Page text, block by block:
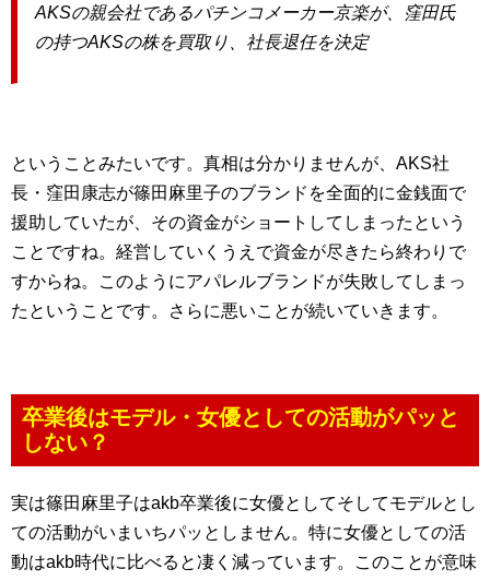
AKSの親会社であるパチンコメーカー京楽が、窪田氏
の持つAKSの株を買取り、社長退任を決定
ということみたいです。真相は分かりませんが、AKS社
長・窪田康志が篠田麻里子のブランドを全面的に金銭面で
援助していたが、その資金がショートしてしまったという
ことですね。経営していくうえで資金が尽きたら終わりで
すからね。このようにアパレルブランドが失敗してしまっ
たということです。さらに悪いことが続いていきます。
卒業後はモデル・女優としての活動がパッと
しない？
実は篠田麻里子はakb卒業後に女優としてそしてモデルとし
ての活動がいまいちパッとしません。特に女優としての活
動はakb時代に比べると凄く減っています。このことが意味